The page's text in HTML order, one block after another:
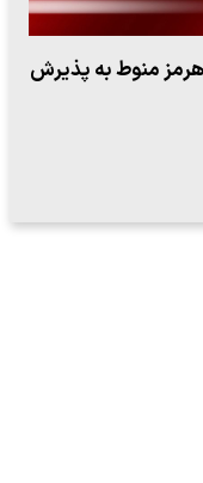
هرمز منوط به پذیرش